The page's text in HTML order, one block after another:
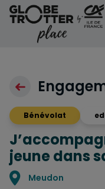
Aller au contenu
Bénévolat
jeune dans
Localisation
Meudon